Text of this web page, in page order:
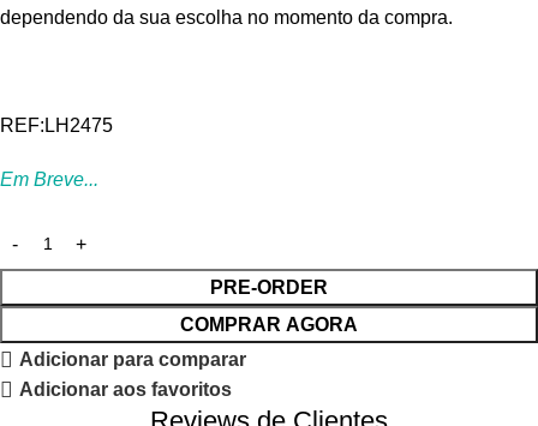
dependendo da sua escolha no momento da compra.
REF:LH2475
Em Breve...
PRE-ORDER
COMPRAR AGORA
Adicionar para comparar
Adicionar aos favoritos